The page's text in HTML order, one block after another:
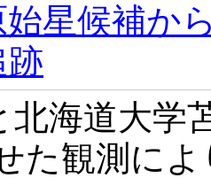
始星候補か
跡
北海道大学
た観測に